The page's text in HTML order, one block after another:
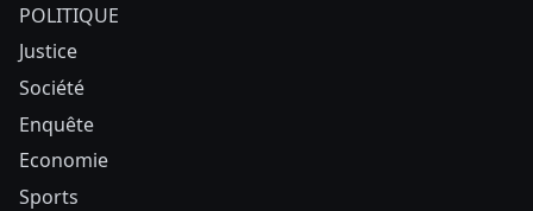
POLITIQUE
Justice
Société
Enquête
Economie
Sports